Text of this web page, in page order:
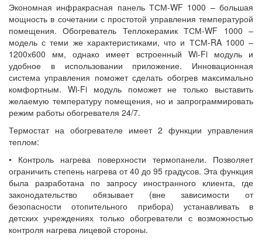
Экономная инфракрасная панель ТСМ-WF 1000 – большая
мощность в сочетании с простотой управления температурой
помещения. Обогреватель Теплокерамик ТСМ-WF 1000 –
модель с теми же характеристиками, что и ТСМ-RA 1000 –
1200х600 мм, однако имеет встроенный Wi-Fi модуль и
удобное в использовании приложение. Инновационная
система управления поможет сделать обогрев максимально
комфортным. Wi-Fi модуль поможет не только выставить
желаемую температуру помещения, но и запрограммировать
режим работы обогревателя 24/7.
Термостат на обогревателе имеет 2 функции управления
теплом:
• Контроль нагрева поверхности термопанели. Позволяет
ограничить степень нагрева от 40 до 95 градусов. Эта функция
была разработана по запросу иностранного клиента, где
законодательство обязывает (вне зависимости от
безопасности отопительного прибора) устанавливать в
детских учреждениях только обогреватели с возможностью
контроля нагрева лицевой стороны.